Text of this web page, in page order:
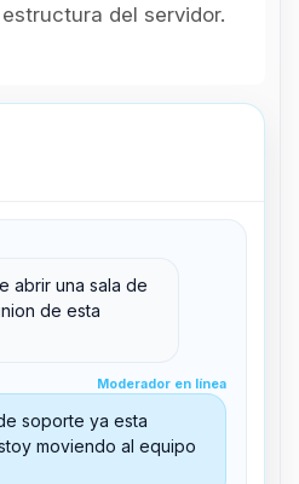
del servidor.
abrir una sala de
de esta
Moderador en línea
soporte ya esta
moviendo al equipo